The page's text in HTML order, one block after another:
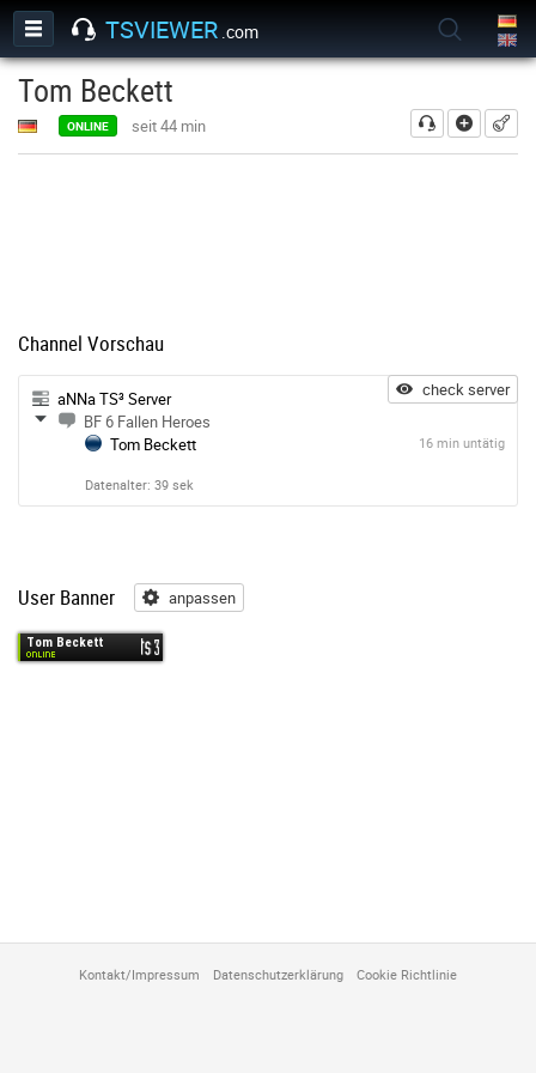
TSVIEWER .com
Tom Beckett
ONLINE seit 44 min
Channel Vorschau
check server
aNNa TS³ Server
BF 6 Fallen Heroes
Tom Beckett
16 min untätig
Datenalter: 39 sek
User Banner anpassen
anpassen
Kontakt/Impressum Datenschutzerklärung Cookie Richtlinie